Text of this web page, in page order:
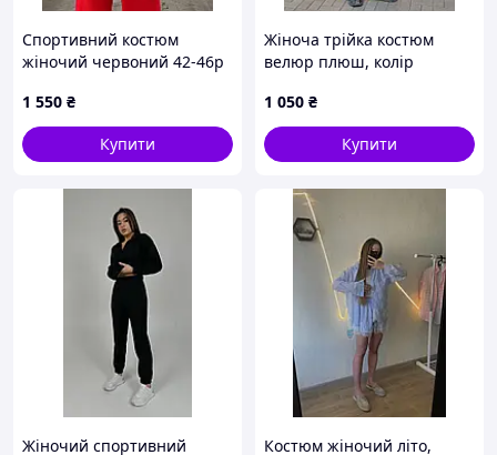
Спортивний костюм
жіночий червоний 42-46р
блискавці штани на
кулісках
1 550 ₴
Купити
Жіноча трійка костюм
велюр плюш, колір
1 050 ₴
Купити
Жіночий спортивний
Костюм жіночий літо,